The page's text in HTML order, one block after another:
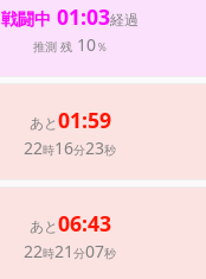
あと01:59
22時16分23秒
あと06:43
22時21 分07秒
戦闘中 01:03経過
推測 残 10％